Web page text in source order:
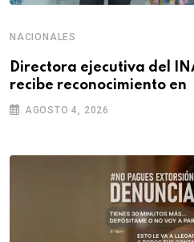
NACIONALES
Directora ejecutiva del
recibe reconocimiento en
AGOSTO 4, 2026